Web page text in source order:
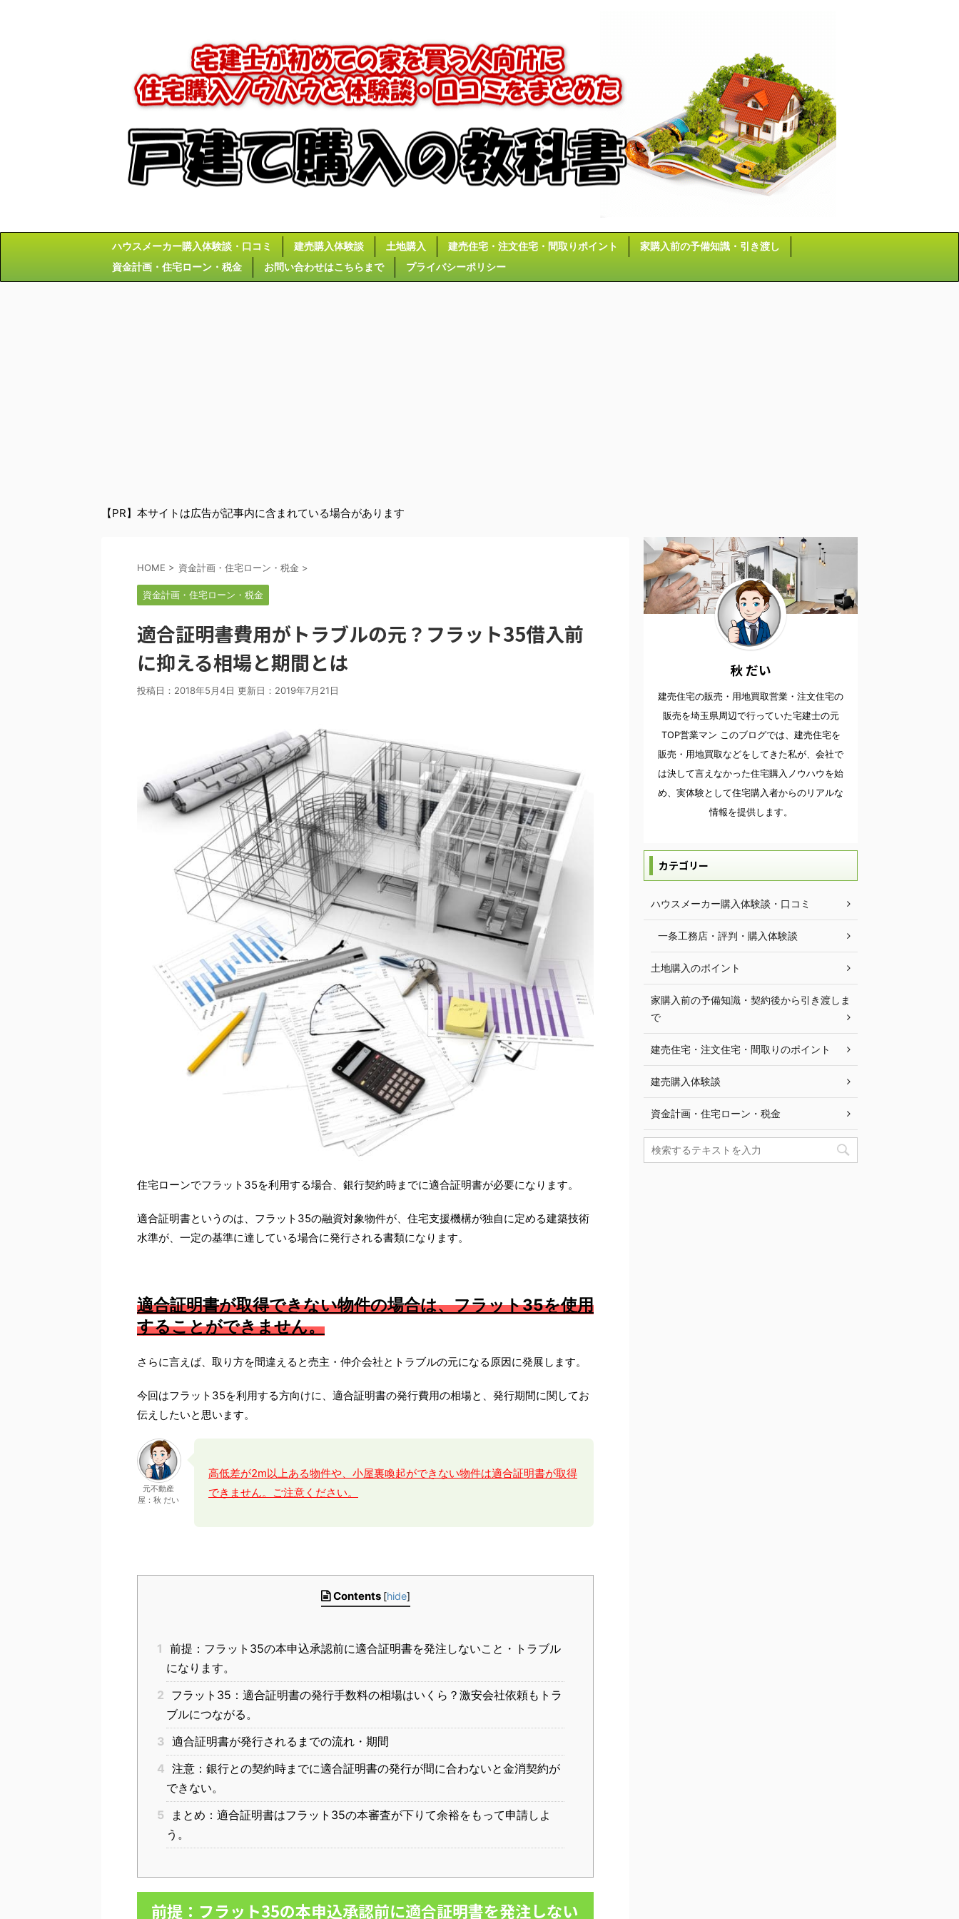
ハウスメーカー購入体験談・口コミ 建売購入体験談 土地購入 建売住宅・注文住宅・間取りポイント
家購入前の予備知識・引き渡し
資金計画・住宅ローン・税金
お問い合わせはこちらまで プライバシーポリシー
【PR】本サイトは広告が記事内に含まれている場合があります
HOME > 資金計画・住宅ローン・税金 >
資金計画・住宅ローン・税金
適合証明書費用がトラブルの元？フラット35借入前
に抑える相場と期間とは
投稿日：2018年5月4日 更新日： 2019年7月21日
住宅ローンでフラット35を利用する場合、銀行契約時までに適合証明書が必要になります。
適合証明書というのは、フラット35の融資対象物件が、住宅支援機構が独自に定める建築技術
水準が、一定の基準に達している場合に発行される書類になります。
適合証明書が取得できない物件の場合は、フラット35を使用
することができません。
さらに言えば、取り方を間違えると売主・仲介会社とトラブルの元になる原因に発展します。
今回はフラット35を利用する方向けに、適合証明書の発行費用の相場と、発行期間に関してお
伝えしたいと思います。
元不動産
屋：秋 だい
高低差が2m以上ある物件や、小屋裏喚起ができない物件は適合証明書が取得
できません。ご注意ください。
Contents [hide]
1 前提：フラット35の本申込承認前に適合証明書を発注しないこと・トラブル
になります。
2 フラット35：適合証明書の発行手数料の相場はいくら？激安会社依頼もトラ
ブルにつながる。
3 適合証明書が発行されるまでの流れ・期間
4 注意：銀行との契約時までに適合証明書の発行が間に合わないと金消契約が
できない。
5
まとめ：適合証明書はフラット35の本審査が下りて余裕をもって申請しよ
う。
前提：フラット35の本申込承認前に適合証明書を発注しない
秋 だい
建売住宅の販売・用地買取営業・注文住宅の
販売を埼玉県周辺で行っていた宅建士の元
TOP営業マン このブログでは、建売住宅を
販売・用地買取などをしてきた私が、会社で
は決して言えなかった住宅購入ノウハウを始
め、実体験として住宅購入者からのリアルな
情報を提供します。
カテゴリー
ハウスメーカー購入体験談・口コミ
一条工務店・評判・購入体験談
土地購入のポイント
家購入前の予備知識・契約後から引き渡しま
で
建売住宅・注文住宅・間取りのポイント
建売購入体験談
資金計画・住宅ローン・税金